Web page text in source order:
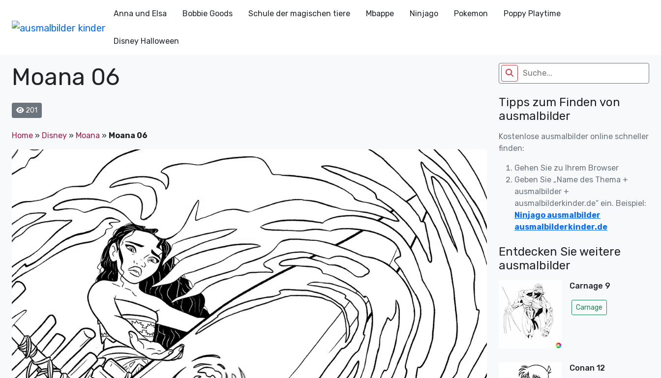
Anna und Elsa Bobbie Goods Schule der magischen tiere Mbappe Ninjago Pokemon Poppy Playtime
Disney Halloween
Moana 06
201
Home » Disney » Moana » Moana 06
Tipps zum Finden von
ausmalbilder
Kostenlose ausmalbilder online schneller
finden:
Gehen Sie zu Ihrem Browser
Geben Sie „Name des Thema +
ausmalbilder +
ausmalbilderkinder.de“ ein. Beispiel:
Ninjago ausmalbilder
ausmalbilderkinder.de
Entdecken Sie weitere
ausmalbilder
Carnage 9
Carnage
Conan 12